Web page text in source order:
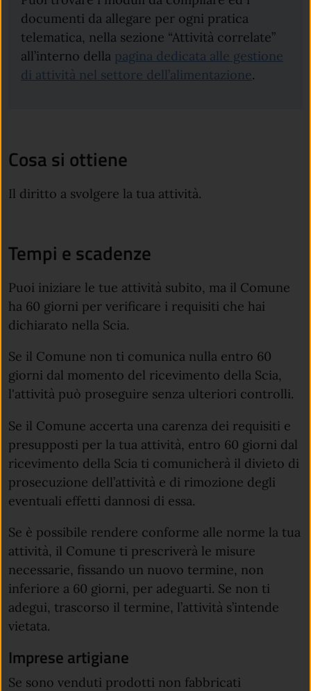
documenti da allegare per ogni pratica
telematica, nella sezione “Attività correlate”
all’interno della pagina dedicata alle gestione
di attività nel settore dell’alimentazione.
Cosa si ottiene
Il diritto a svolgere la tua attività.
Tempi e scadenze
Puoi iniziare le tue attività subito, ma il Comune
ha 60 giorni per verificare i requisiti che hai
dichiarato nella Scia.
Se il Comune non ti comunica nulla entro 60
giorni dal momento del ricevimento della Scia,
l'attività può proseguire senza ulteriori controlli.
Se il Comune accerta una carenza dei requisiti e
presupposti per la tua attività, entro 60 giorni dal
ricevimento della Scia ti comunicherà il divieto di
prosecuzione dell’attività e di rimozione degli
eventuali effetti dannosi di essa.
Se è possibile rendere conforme alle norme la tua
attività, il Comune ti prescriverà le misure
necessarie, fissando un nuovo termine, non
inferiore a 60 giorni, per adeguarti. Se non ti
adegui, trascorso il termine, l’attività s’intende
vietata.
Imprese artigiane
Se sono venduti prodotti non fabbricati